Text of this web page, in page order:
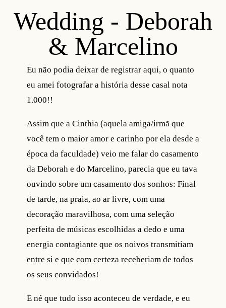
Wedding - Deborah
& Marcelino
Eu não podia deixar de registrar aqui, o quanto
eu amei fotografar a história desse casal nota
1.000!!
Assim que a Cinthia(aquela amiga/irmã que
você tem o maior amor e carinho por ela desde a
época da faculdade) veio me falar do casamento
da Deborah e do Marcelino, parecia que eu tava
ouvindo sobre um casamento dos sonhos: Final
de tarde, na praia, ao ar livre, com uma
decoração maravilhosa, com uma seleção
perfeita de músicas escolhidas a dedo e uma
energia contagiante que os noivos transmitiam
entre si e que com certeza receberiam de todos
os seus convidados!
E né que tudo isso aconteceu de verdade, e eu